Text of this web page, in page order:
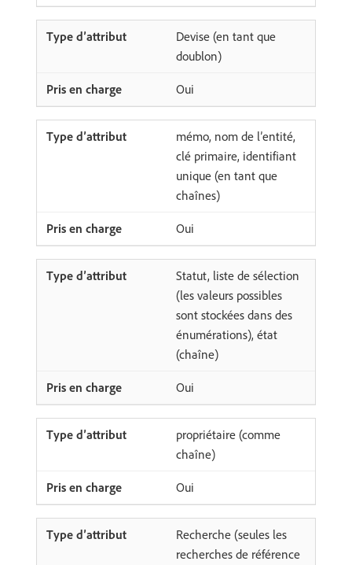
Devise (en tant que
doublon)
Oui
mémo, nom de l’entité,
clé primaire, identifiant
unique (en tant que
chaînes)
Oui
Statut, liste de sélection
(les valeurs possibles
sont stockées dans des
énumérations), état
(chaîne)
Oui
propriétaire (comme
chaîne)
Oui
Recherche (seules les
recherches de référence